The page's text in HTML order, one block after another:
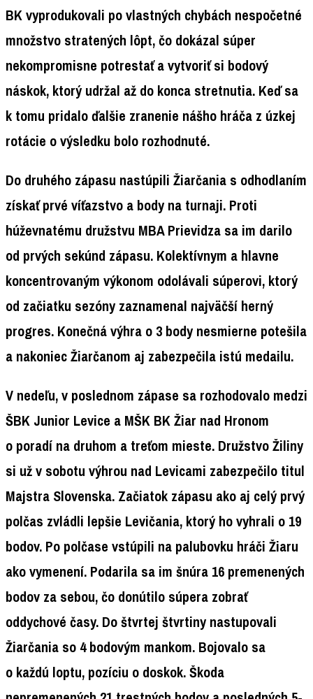
BK vyprodukovali po vlastných chybách nespočetné
množstvo stratených lôpt, čo dokázal súper
nekompromisne potrestať a vytvoriť si bodový
náskok, ktorý udržal až do konca stretnutia. Keď sa
k tomu pridalo ďalšie zranenie nášho hráča z úzkej
rotácie o výsledku bolo rozhodnuté.
Do druhého zápasu nastúpili Žiarčania s odhodlaním
získať prvé víťazstvo a body na turnaji. Proti
húževnatému družstvu MBA Prievidza sa im darilo
od prvých sekúnd zápasu. Kolektívnym a hlavne
koncentrovaným výkonom odolávali súperovi, ktorý
od začiatku sezóny zaznamenal najväčší herný
progres. Konečná výhra o 3 body nesmierne potešila
a nakoniec Žiarčanom aj zabezpečila istú medailu.
V nedeľu, v poslednom zápase sa rozhodovalo medzi
ŠBK Junior Levice a MŠK BK Žiar nad Hronom
o poradí na druhom a treťom mieste. Družstvo Žiliny
si už v sobotu výhrou nad Levicami zabezpečilo titul
Majstra Slovenska. Začiatok zápasu ako aj celý prvý
polčas zvládli lepšie Levičania, ktorý ho vyhrali o 19
bodov. Po polčase vstúpili na palubovku hráči Žiaru
ako vymenení. Podarila sa im šnúra 16 premenených
bodov za sebou, čo donútilo súpera zobrať
oddychové časy. Do štvrtej štvrtiny nastupovali
Žiarčania so 4 bodovým mankom. Bojovalo sa
o každú loptu, pozíciu o doskok. Škoda